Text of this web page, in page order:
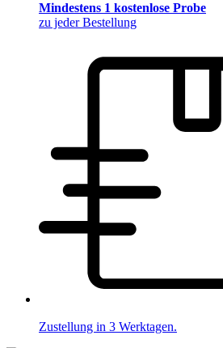
Mindestens 1 kostenlose Probe
zu jeder Bestellung
Zustellung in 3 Werktagen.